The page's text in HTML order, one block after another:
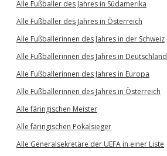
Alle Fußballer des Jahres in Südamerika
Alle Fußballer des Jahres in Österreich
Alle Fußballerinnen des Jahres in der Schweiz
Alle Fußballerinnen des Jahres in Deutschland
Alle Fußballerinnen des Jahres in Europa
Alle Fußballerinnen des Jahres in Österreich
Alle färingischen Meister
Alle färingischen Pokalsieger
Alle Generalsekretäre der UEFA in einer Liste